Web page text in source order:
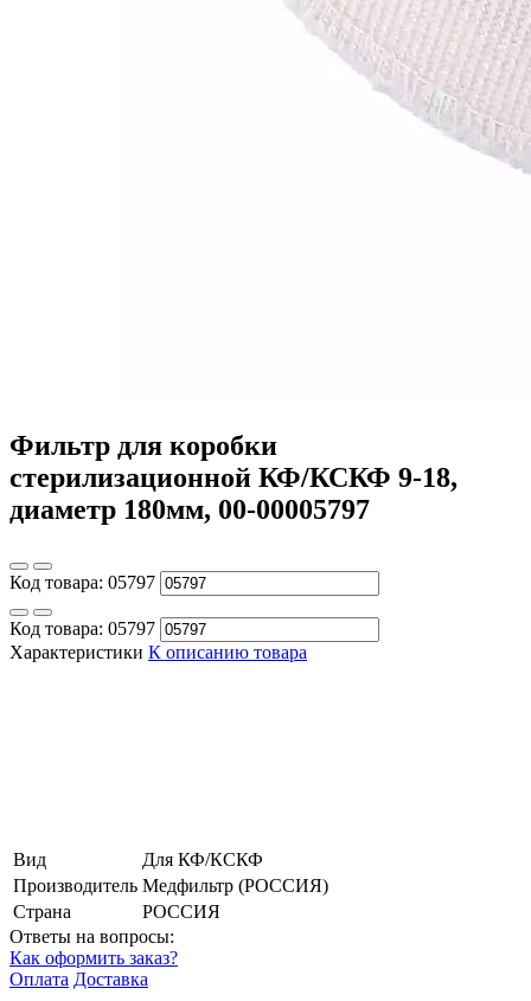
Фильтр для коробки
стерилизационной КФ/КСКФ 9-18,
диаметр 180мм, 00-00005797
Код товара: 05797
Код товара: 05797
Характеристики К описанию товара
Вид
Для КФ/КСКФ
Производитель Медфильтр (РОССИЯ)
Страна
РОССИЯ
Ответы на вопросы:
Как оформить заказ?
Оплата Доставка